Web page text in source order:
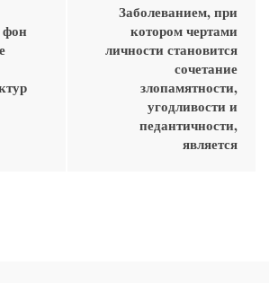
Заболеванием, при
котором чертами
личности становится
сочетание
злопамятности,
угодливости и
педантичности,
является